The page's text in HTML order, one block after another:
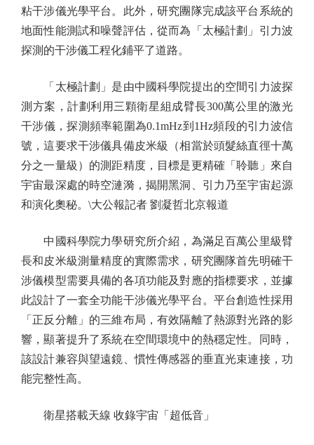
粘干涉儀光學平台。此外，研究團隊完成該平台系統的
地面性能測試和噪聲評估，從而為「太極計劃」引力波
探測的干涉儀工程化鋪平了道路。
「太極計劃」是由中國科學院提出的空間引力波探
測方案，計劃利用三顆衛星組成臂長300萬公里的激光
干涉儀，探測頻率範圍為0.1mHz到1Hz頻段的引力波信
號，這要求干涉儀具備皮米級（相當於頭髮絲直徑十萬
分之一量級）的測距精度，目標是更精確「聆聽」來自
宇宙最深處的時空漣漪，揭開黑洞、引力乃至宇宙起源
和演化奧秘。\大公報記者 劉凝哲北京報道
中國科學院力學研究所介紹，為滿足百萬公里級臂
長和皮米級測量精度的實際需求，研究團隊首先明確干
涉儀模型需要具備的各項功能及對應的指標要求，並據
此設計了一套全功能干涉儀光學平台。平台創造性採用
「正反分離」的三維布局，有效隔離了熱源對光路的影
響，顯著提升了系統在空間環境中的熱穩定性。同時，
該設計兼容與望遠鏡、慣性傳感器的垂直光束連接，功
能完整性高。
衛星搭載天線 收錄宇宙「超低音」